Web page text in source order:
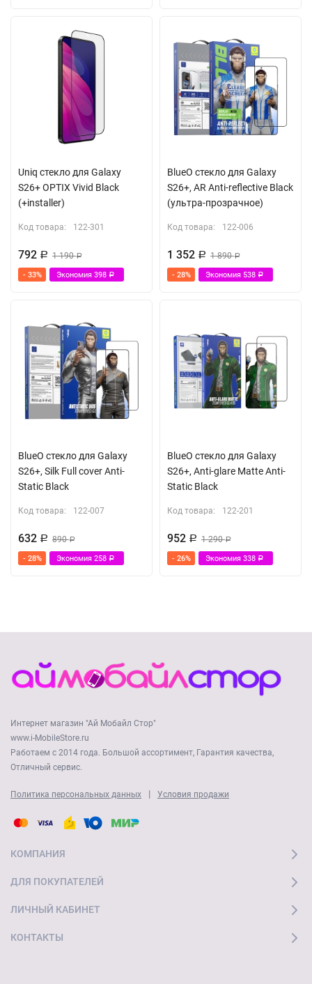
Uniq стекло для Galaxy
S26+ OPTIX Vivid Black
(+installer)
Код товара: 122-301
792 Р 1 190Р
- 33% Экономия 398 Р
BlueO стекло для Galaxy
S26+, AR Anti-reflective Black
(ультра-прозрачное)
Код товара: 122-006
1 352 Р 1 890Р
- 28% Экономия 538 Р
BlueO стекло для Galaxy
S26+, Silk Full cover Anti-
Static Black
Код товара: 122-007
632 Р 890Р
- 28% Экономия 258 Р
BlueO стекло для Galaxy
S26+, Anti-glare Matte Anti-
Static Black
Код товара: 122-201
952 Р 1 290Р
- 26% Экономия 338 Р
Интернет магазин "Ай Мобайл Стор"
www.i-MobileStore.ru
Работаем с 2014 года. Большой ассортимент, Гарантия качества,
Отличный сервис.
Политика персональных данных | Условия продажи
КОМПАНИЯ
ДЛЯ ПОКУПАТЕЛЕЙ
ЛИЧНЫЙ КАБИНЕТ
КОНТАКТЫ